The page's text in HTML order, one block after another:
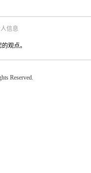
信息
观点。
Reserved.